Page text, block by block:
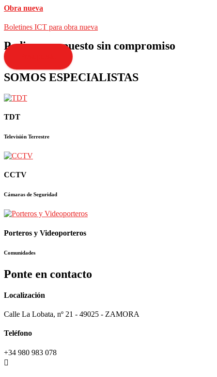
Obra nueva
Boletines ICT para obra nueva
Pedir presupuesto sin compromiso
SOMOS ESPECIALISTAS
TDT
Televisión Terrestre
CCTV
Cámaras de Seguridad
Porteros y Videoporteros
Comunidades
Ponte en contacto
Localización
Calle La Lobata, nº 21 - 49025 - ZAMORA
Teléfono
+34 980 983 078